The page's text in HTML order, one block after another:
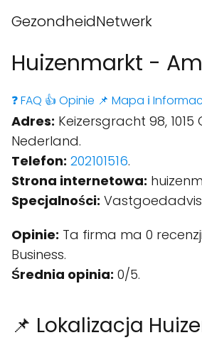
GezondheidNetwerk
Huizenmarkt -
❓ FAQ 👍 Opinie 📌 Mapa ℹ️
Adres: Keizersgracht 98,
Nederland.
Telefon: 202101516.
Strona internetowa:
Specjalności:
Opinie: Ta firma ma 0
Business.
Średnia opinia: 0/5.
📌 Lokalizacja